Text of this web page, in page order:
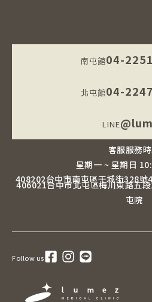
南屯館04-
北屯館04-
LINE
客服服務
星期一 ~ 星期日
408202台中市南屯區干城街328號
406021台中市北屯區梅川東路五
屯院
Follow us